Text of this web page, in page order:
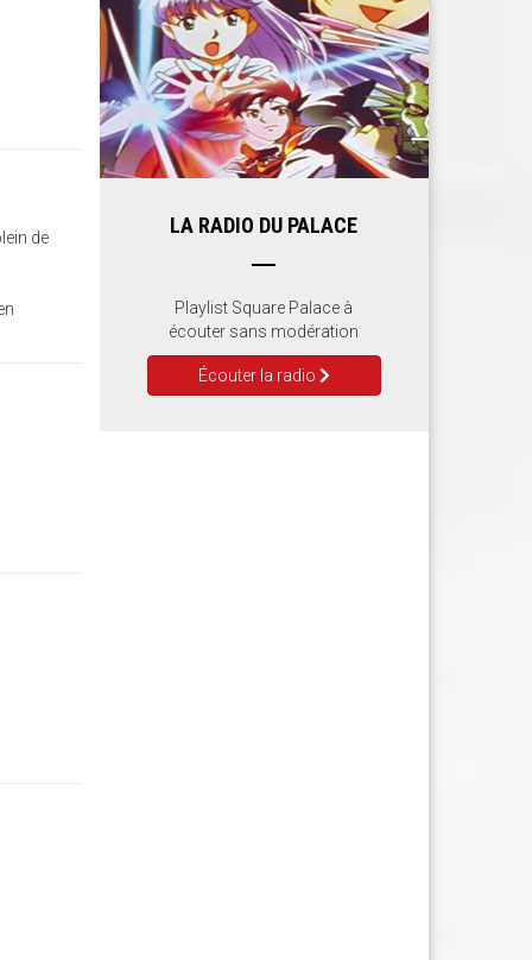
de LA RADIO DU PALACE
Playlist Square Palace à
écouter sans modération
Écouter la radio